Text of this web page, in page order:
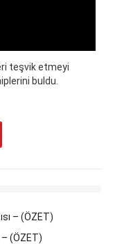
teşvik etmeyi
buldu.
(ÖZET)